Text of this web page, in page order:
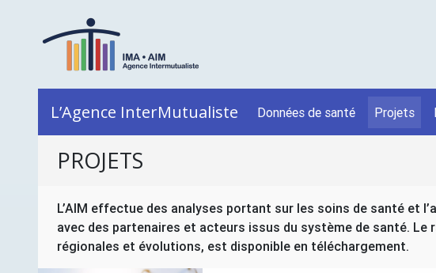
L’Agence InterMutualiste Données de santé Projets
PROJETS
L’AIM effectue des analyses portant sur les soins de santé et
avec des partenaires et acteurs issus du système de santé.
régionales et évolutions, est disponible en téléchargement.